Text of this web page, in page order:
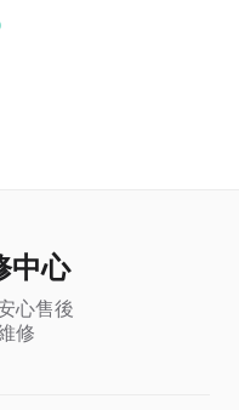
中心
心售後
修